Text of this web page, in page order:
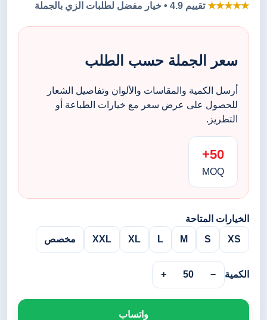
★★★★★تقييم 4.9 • خيار مفضل لطلبات الزي بالجملة
سعر الجملة حسب الطلب
أرسل الكمية والمقاسات والألوان وتفاصيل الشعار
للحصول على عرض سعر مع خيارات الطباعة أو
التطريز.
50+
MOQ
الخيارات المتاحة
XS
S
M
L
XL
XXL مخصص
الكمية −
50
+
واتساب